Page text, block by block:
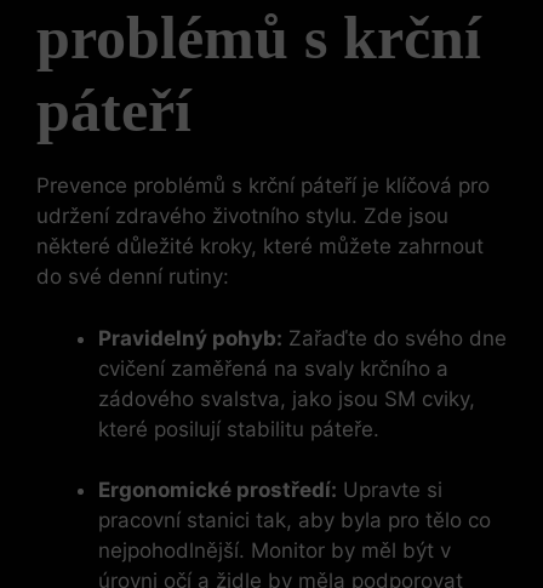
problémů s krční
páteří
Prevence problémů‍ s krční páteří​ je​ klíčová pro
udržení⁣ zdravého životního stylu. Zde jsou
některé důležité kroky, ​které můžete ⁣zahrnout
do své denní rutiny:
Pravidelný​ pohyb: Zařaďte ‌do svého dne
cvičení​ zaměřená na svaly ​krčního a
⁢zádového‍ svalstva, jako jsou SM‌ cviky,‌
které ​posilují stabilitu páteře.
Ergonomické prostředí: Upravte‌ si
pracovní ​stanici tak, aby byla pro tělo ‍co
nejpohodlnější. ⁤Monitor‌ by měl ⁤být v
⁣úrovni ⁣očí a ​židle by měla podporovat